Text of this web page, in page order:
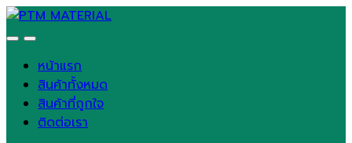
Skip
to
Skip
to
หน้าแรก
สินค้าทั้งหมด
สินค้าที่ถูกใจ
ติดต่อเรา